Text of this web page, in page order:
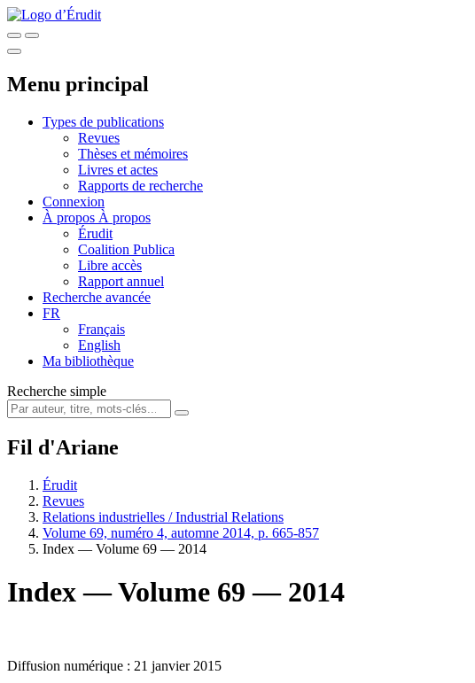
Menu principal
Types de publications
Revues
Thèses et mémoires
Livres et actes
Rapports de recherche
Connexion
À propos À propos
Érudit
Coalition Publica
Libre accès
Rapport annuel
Recherche avancée
FR
Français
English
Ma bibliothèque
Recherche simple
Fil d'Ariane
Érudit
Revues
Relations industrielles / Industrial Relations
Volume 69, numéro 4, automne 2014, p. 665-857
Index — Volume 69 — 2014
Index — Volume 69 — 2014
Diffusion numérique : 21 janvier 2015